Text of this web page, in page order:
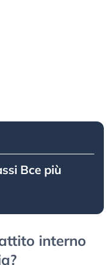
Bce più
interno